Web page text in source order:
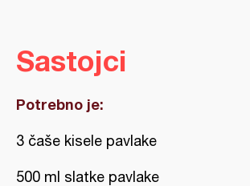
Sastojci
Potrebno je:
3 čaše kisele pavlake
500 ml slatke pavlake